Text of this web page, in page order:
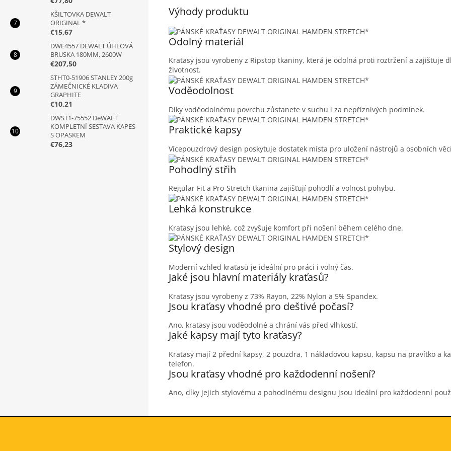
KŠILTOVKA DEWALT
ORIGINAL *
€15,67
DWE4557 DEWALT ÚHLOVÁ
BRUSKA 180MM, 2600W
€207,50
STHT0-51906 STANLEY 200g
ZÁMEČNICKÉ KLADIVA
GRAPHITE
€10,21
DWST1-75552 DeWALT
KOMPLETNÍ SESTAVA KAPES
S OPASKEM
€76,23
Výhody produktu
Odolný materiál
Kraťasy jsou vyrobeny z Ripstop tkaniny, která je odolná proti roztržení a zajišťuje
životnost.
Voděodolnost
Díky voděodolnému povrchu zůstanete v suchu i za nepříznivých podmínek.
Praktické kapsy
Vícepouzdrový design poskytuje dostatek místa pro uložení nástrojů a osobních
Pohodlný střih
Regular Fit a Pro-Stretch tkanina zajišťují pohodlí a volnost pohybu.
Lehká konstrukce
Kraťasy jsou lehké, což zvyšuje komfort při nošení během celého dne.
Stylový design
Moderní vzhled kraťasů je ideální pro práci i volný čas.
Jaké jsou hlavní materiály kraťasů?
Kraťasy jsou vyrobeny z 73% Rayon, 22% Nylon a 5% Spandex.
Jsou kraťasy vhodné pro deštivé počasí?
Ano, kraťasy jsou voděodolné a chrání vás před vlhkostí.
Jaké kapsy mají tyto kraťasy?
Kraťasy mají 2 přední kapsy, 2 pouzdra, 1 nákladovou kapsu, kapsu na pravítko a
telefon.
Jsou kraťasy vhodné pro každodenní nošení?
Ano, díky jejich stylovému a pohodlnému designu jsou ideální pro každodenní
Z